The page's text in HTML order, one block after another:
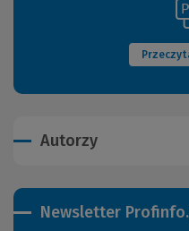
Autorzy
Newsletter